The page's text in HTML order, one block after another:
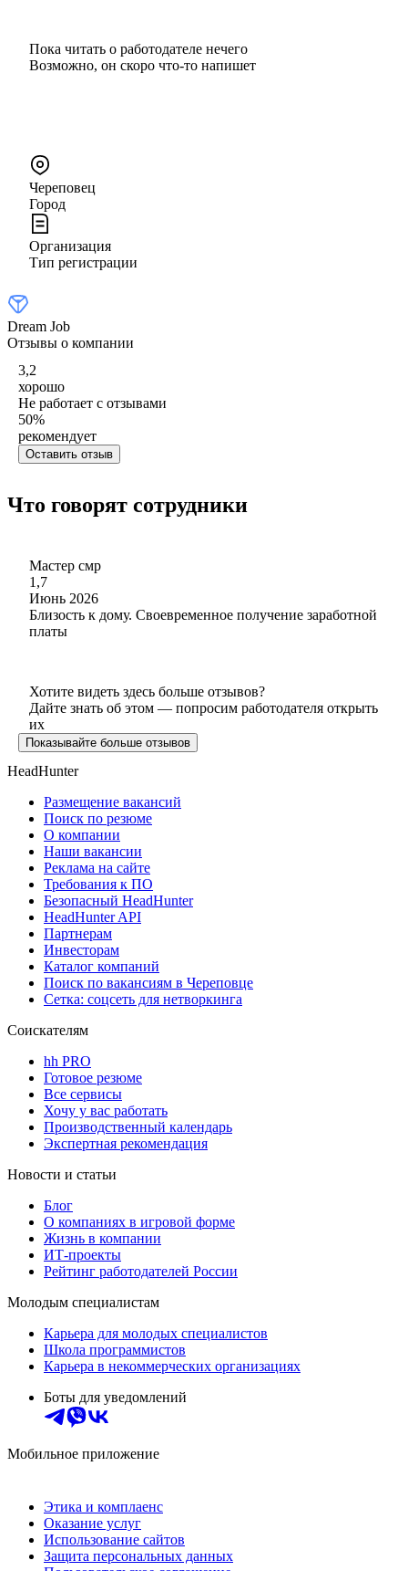
Пока читать о работодателе нечего
Возможно, он скоро что‑то напишет
Череповец
Город
Организация
Тип регистрации
Dream Job
Отзывы о компании
3,2
хорошо
Не работает с отзывами
50%
рекомендует
Оставить отзыв
Что говорят сотрудники
Мастер смр
1,7
Июнь 2026
Близость к дому. Своевременное получение заработной
платы
Хотите видеть здесь больше отзывов?
Дайте знать об этом — попросим работодателя открыть
их
Показывайте больше отзывов
HeadHunter
Размещение вакансий
Поиск по резюме
О компании
Наши вакансии
Реклама на сайте
Требования к ПО
Безопасный HeadHunter
HeadHunter API
Партнерам
Инвесторам
Каталог компаний
Поиск по вакансиям в Череповце
Сетка: соцсеть для нетворкинга
Соискателям
hh PRO
Готовое резюме
Все сервисы
Хочу у вас работать
Производственный календарь
Экспертная рекомендация
Новости и статьи
Блог
О компаниях в игровой форме
Жизнь в компании
ИТ-проекты
Рейтинг работодателей России
Молодым специалистам
Карьера для молодых специалистов
Школа программистов
Карьера в некоммерческих организациях
Боты для уведомлений
Мобильное приложение
Этика и комплаенс
Оказание услуг
Использование сайтов
Защита персональных данных